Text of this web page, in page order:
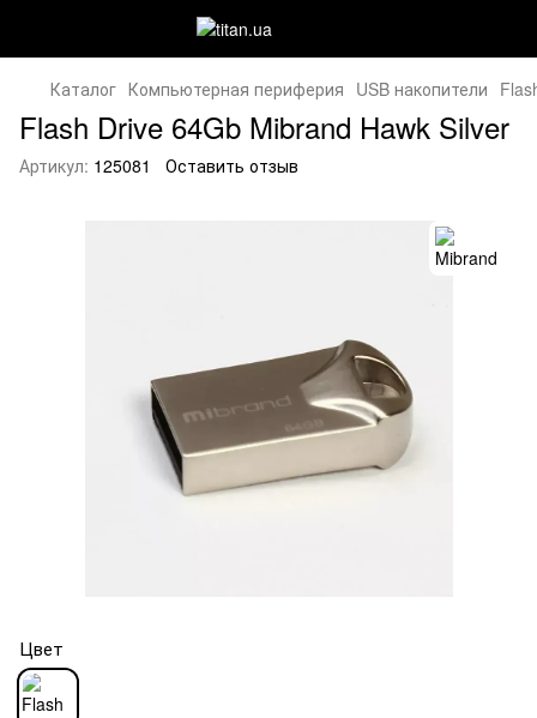
Каталог Компьютерная периферия USB накопители
Flash Drive 64Gb Mibrand Hawk Silver
Артикул: 125081 Оставить отзыв
Цвет